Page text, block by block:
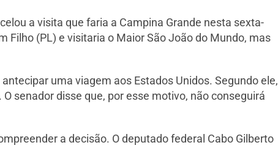
a visita que faria a Campina Grande nesta sexta-
Filho (PL) e visitaria o Maior São João do Mundo, mas
uma viagem aos Estados Unidos. Segundo ele,
senador disse que, por esse motivo, não conseguirá
a decisão. O deputado federal Cabo Gilberto